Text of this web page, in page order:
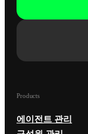
Products
에이전트 관리